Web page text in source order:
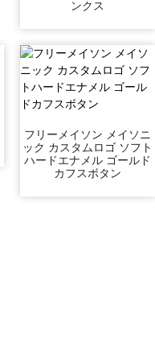
ンクス
フリーメイソン メイソニ
ック カスタムロゴ ソフト
ハードエナメル ゴールド
カフスボタン